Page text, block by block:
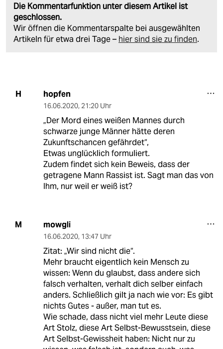
Die Kommentarfunktion unter diesem Artikel ist
geschlossen.
Wir öffnen die Kommentarspalte bei ausgewählten
Artikeln für etwa drei Tage – hier sind sie zu finden.
H hopfen
16.06.2020, 21:20 Uhr
„Der Mord eines weißen Mannes durch
schwarze junge Männer hätte deren
Zukunftschancen gefährdet“,
Etwas unglücklich formuliert.
Zudem findet sich kein Beweis, dass der
getragene Mann Rassist ist. Sagt man das von
Ihm, nur weil er weiß ist?
M mowgli
16.06.2020, 13:47 Uhr
Zitat: „Wir sind nicht die“.
Mehr braucht eigentlich kein Mensch zu
wissen: Wenn du glaubst, dass andere sich
falsch verhalten, verhalt dich selber einfach
anders. Schließlich gilt ja nach wie vor: Es gibt
nichts Gutes - außer, man tut es.
Wie schade, dass nicht viel mehr Leute diese
Art Stolz, diese Art Selbst-Bewusstsein, diese
Art Selbst-Gewissheit haben: Nicht nur zu